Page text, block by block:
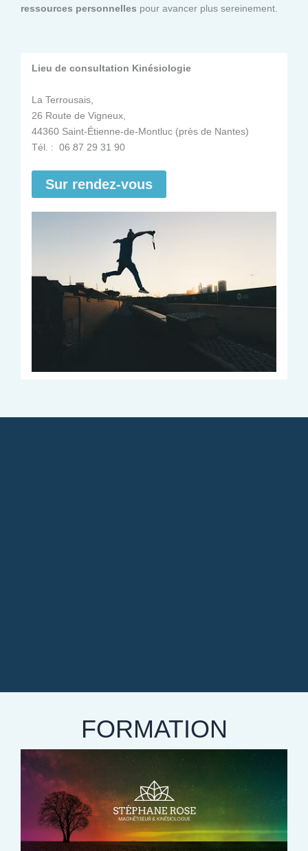
ressources personnelles pour avancer plus sereinement.
Lieu de consultation Kinésiologie
La Terrousais,
26 Route de Vigneux,
44360 Saint-Étienne-de-Montluc (près de Nantes)
Tél. : 06 87 29 31 90
Sur rendez-vous
FORMATION